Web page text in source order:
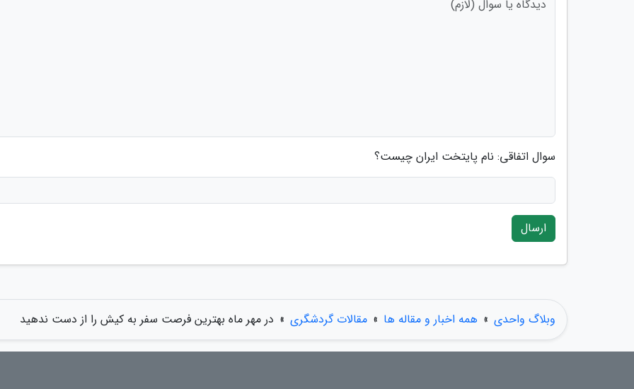
سوال اتفاقی: نام پایتخت ایران چیست؟
ارسال
وبلاگ واحدی » همه اخبار و مقاله ها » مقالات گردشگری » در مهر ماه بهترین فرصت سفر به کیش را از دست ندهید